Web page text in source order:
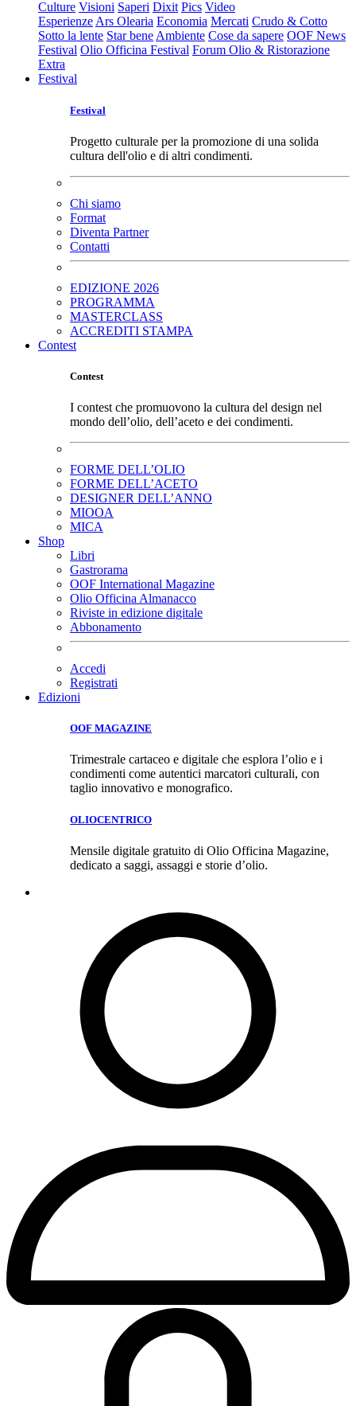
Culture Visioni Saperi Dixit Pics Video
Esperienze Ars Olearia Economia Mercati Crudo & Cotto
Sotto la lente Star bene Ambiente Cose da sapere OOF News
Festival Olio Officina Festival Forum Olio & Ristorazione
Extra
Festival
Festival
Progetto culturale per la promozione di una solida
cultura dell'olio e di altri condimenti.
Chi siamo
Format
Diventa Partner
Contatti
EDIZIONE 2026
PROGRAMMA
MASTERCLASS
ACCREDITI STAMPA
Contest
Contest
I contest che promuovono la cultura del design nel
mondo dell’olio, dell’aceto e dei condimenti.
FORME DELL’OLIO
FORME DELL’ACETO
DESIGNER DELL’ANNO
MIOOA
MICA
Shop
Libri
Gastrorama
OOF International Magazine
Olio Officina Almanacco
Riviste in edizione digitale
Abbonamento
Accedi
Registrati
Edizioni
OOF MAGAZINE
Trimestrale cartaceo e digitale che esplora l’olio e i
condimenti come autentici marcatori culturali, con
taglio innovativo e monografico.
OLIOCENTRICO
Mensile digitale gratuito di Olio Officina Magazine,
dedicato a saggi, assaggi e storie d’olio.